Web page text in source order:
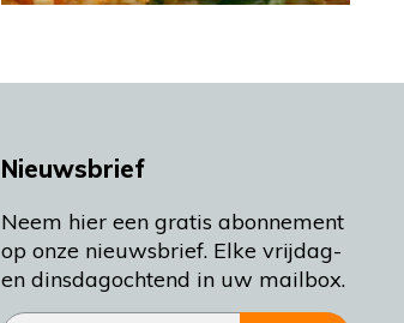
Nieuwsbrief
Neem hier een gratis abonnement
op onze nieuwsbrief. Elke vrijdag-
en dinsdagochtend in uw mailbox.